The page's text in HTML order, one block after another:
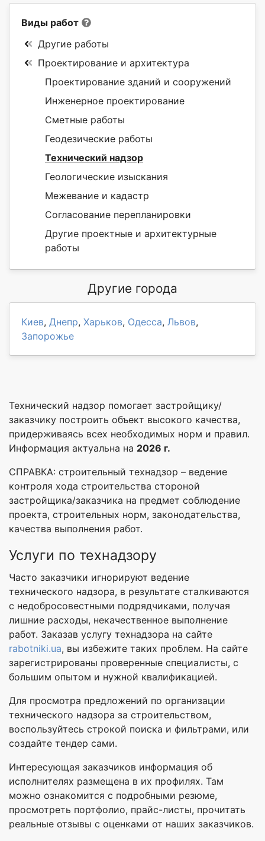
Виды работ
Другие работы
Проектирование и архитектура
Проектирование зданий и сооружений
Инженерное проектирование
Сметные работы
Геодезические работы
Технический надзор
Геологические изыскания
Межевание и кадастр
Согласование перепланировки
Другие проектные и архитектурные
работы
Другие города
Киев, Днепр, Харьков, Одесса, Львов,
Запорожье
Технический надзор помогает застройщику/
заказчику построить объект высокого качества,
придерживаясь всех необходимых норм и правил.
Информация актуальна на 2026 г.
СПРАВКА: строительный технадзор – ведение
контроля хода строительства стороной
застройщика/заказчика на предмет соблюдение
проекта, строительных норм, законодательства,
качества выполнения работ.
Услуги по технадзору
Часто заказчики игнорируют ведение
технического надзора, в результате сталкиваются
с недобросовестными подрядчиками, получая
лишние расходы, некачественное выполнение
работ. Заказав услугу технадзора на сайте
rabotniki.ua, вы избежите таких проблем. На сайте
зарегистрированы проверенные специалисты, с
большим опытом и нужной квалификацией.
Для просмотра предложений по организации
технического надзора за строительством,
воспользуйтесь строкой поиска и фильтрами, или
создайте тендер сами.
Интересующая заказчиков информация об
исполнителях размещена в их профилях. Там
можно ознакомится с подробными резюме,
просмотреть портфолио, прайс-листы, прочитать
реальные отзывы с оценками от наших заказчиков.